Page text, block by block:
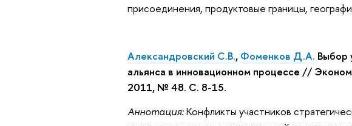
присоединения, продуктовые границы,
Александровский С.В., Фоменков Д.А. Выбор
альянса в инновационном процессе //
2011, № 48. С. 8-15.
Аннотация:Конфликты участников